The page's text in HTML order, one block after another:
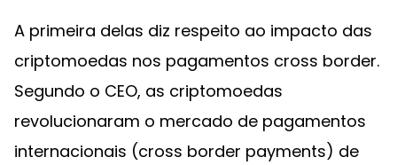
A primeira delas diz respeito ao impacto das
criptomoedas nos pagamentos cross border.
Segundo o CEO, as criptomoedas
revolucionaram o mercado de pagamentos
internacionais (cross border payments) de